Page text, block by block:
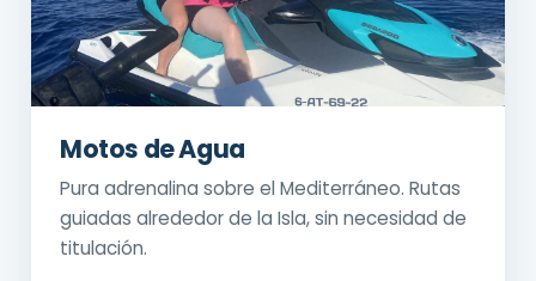
Motos de Agua
Pura adrenalina sobre el Mediterráneo. Rutas
guiadas alrededor de la Isla, sin necesidad de
titulación.